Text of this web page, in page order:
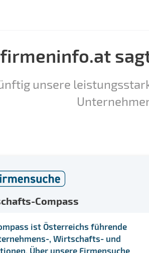
firmeninfo.at
unsere
Compass
ist Österreichs führende
, Wirtschafts- und
Über unsere Firmensuche